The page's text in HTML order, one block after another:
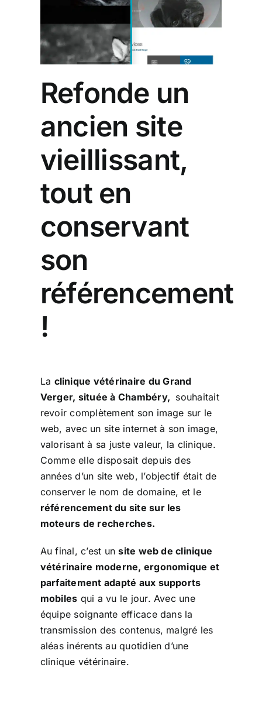
Refonde un
ancien site
vieillissant,
tout en
conservant
son
référencement
!
La clinique vétérinaire du Grand
Verger, située à Chambéry, souhaitait
revoir complètement son image sur le
web, avec un site internet à son image,
valorisant à sa juste valeur, la clinique.
Comme elle disposait depuis des
années d’un site web, l’objectif était de
conserver le nom de domaine, et le
référencement du site sur les
moteurs de recherches.
Au final, c’est unsite web de clinique
vétérinaire moderne, ergonomique et
parfaitement adapté aux supports
mobiles qui a vu le jour. Avec une
équipe soignante efficace dans la
transmission des contenus, malgré les
aléas inérents au quotidien d’une
clinique vétérinaire.